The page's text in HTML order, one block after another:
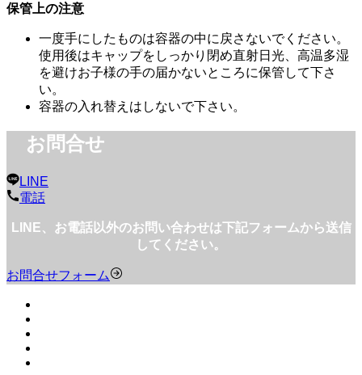
保管上の注意
一度手にしたものは容器の中に戻さないでください。
使用後はキャップをしっかり閉め直射日光、高温多湿
を避けお子様の手の届かないところに保管して下さ
い。
容器の入れ替えはしないで下さい。
お問合せ
LINE
電話
LINE、お電話以外のお問い合わせは下記フォームから送信
してください。
お問合せフォーム